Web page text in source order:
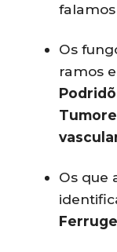
Os
ramos
Os que